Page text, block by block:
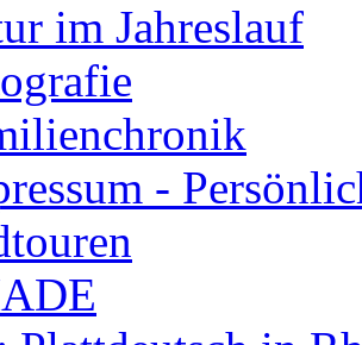
im Jahreslauf
-